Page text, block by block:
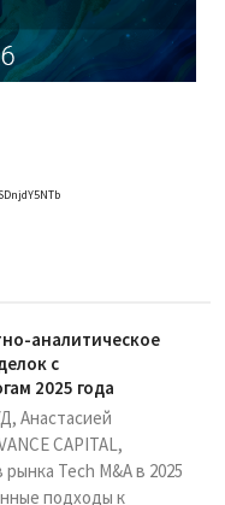
аналитическое
с
2025 года
Анастасией
CAPITAL,
Tech M&A в 2025
подходы к